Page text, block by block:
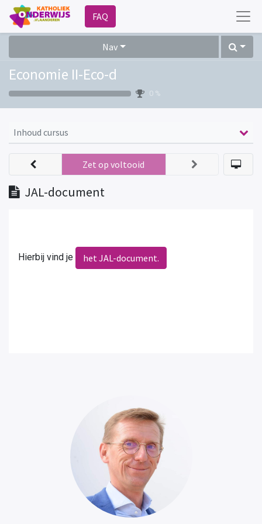
FAQ
Nav
Economie II-Eco-d
0 %
Inhoud cursus
JAL-document
Zet op voltooid
Hierbij vind je het JAL-document.